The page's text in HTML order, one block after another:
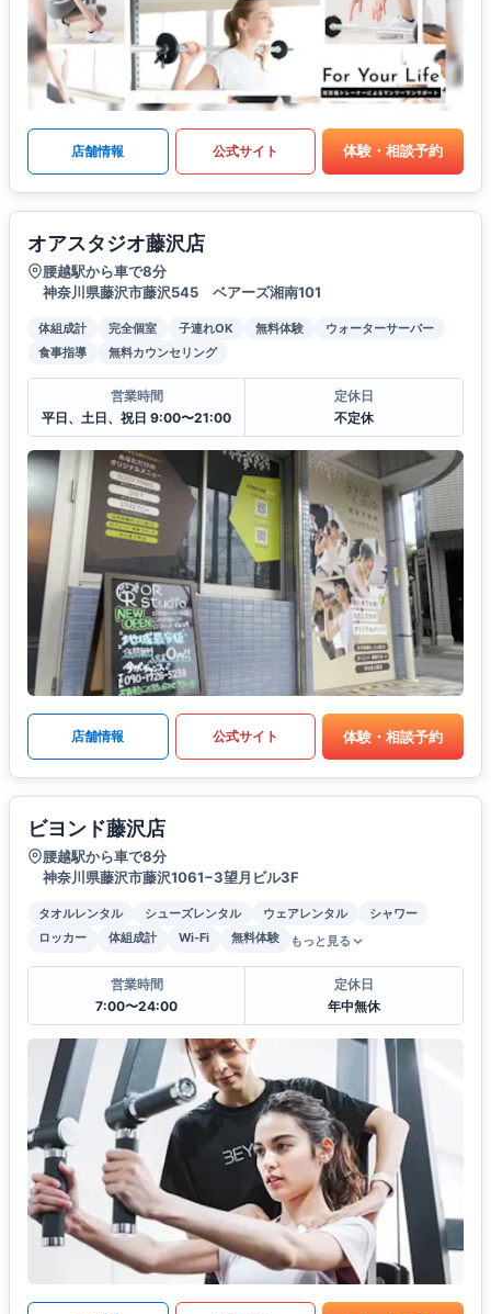
店舗情報 公式サイト 体験・相談予約
オアスタジオ藤沢店
腰越駅から車で8分
神奈川県藤沢市藤沢545 ベアーズ湘南101
体組成計 完全個室 子連れOK 無料体験
ウォーターサーバー
食事指導
無料カウンセリング
営業時間
平日、土日、祝日 9:00〜21:00
定休日
不定休
店舗情報 公式サイト 体験・相談予約
ビヨンド藤沢店
腰越駅から車で8分
神奈川県藤沢市藤沢1061−3望月ビル3F
タオルレンタル シューズレンタル ウェアレンタル
シャワー
ロッカー
体組成計 Wi-Fi 無料体験 もっと見る
営業時間
7:00〜24:00
定休日
年中無休